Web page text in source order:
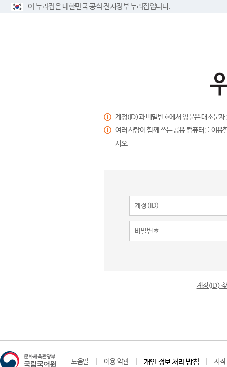
이 누리집은 대한민국 공식 전자정부 누리집입니다.
계정(ID)과 비밀번호에서 영문은 대소문
여러 사람이 함께 쓰는 공용 컴퓨터를 이
시오.
계정(ID)
도움말 이용 약관 개인 정보 처리 방침 저